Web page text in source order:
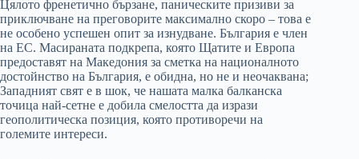
Цялото френетично бързане, паническите призиви за
приключване на преговорите максимално скоро – това е
не особено успешен опит за изнудване. България е член
на ЕС. Масираната подкрепа, която Щатите и Европа
предоставят на Македония за сметка на националното
достойнство на България, е обидна, но не и неочаквана;
Западният свят е в шок, че нашата малка балканска
точица най-сетне е добила смелостта да изрази
геополитическа позиция, която противоречи на
големите интереси.